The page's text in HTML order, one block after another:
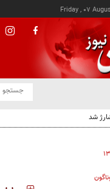
Friday , 07